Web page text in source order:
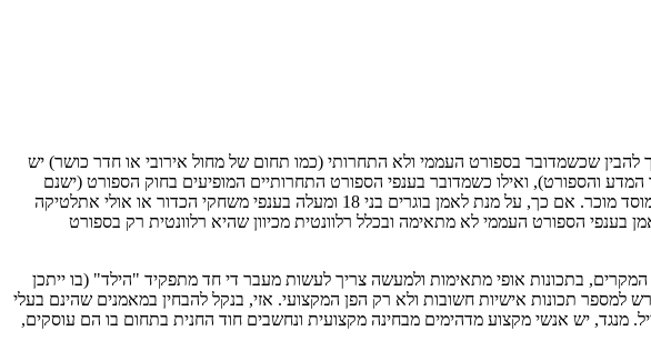
שכשמדובר בספורט העממי ולא התחרותי (כמו תחום של מחול אירובי או חדר כושר) יש
והספורט), ואילו כשמדובר בענפי הספורט התחרותיים המופיעים בחוק הספורט (ישנם
עשרות רבות) אזי מדריכים רשאים להדריך מתאמנים עד גיל 16, ואילו מעבר לגיל זה עליהם לעבור קורס מאמנים, כמובן על ידי מוסד מוכר. אם כך, על מנת לאמן בוגרים בני 18 ומעלה בענפי משחקי הכדור או אולי אתלטיקה
בענפי הספורט העממי לא מתאימה ובכלל רלוונטית מכיוון שהיא רלוונטית רק בספורט
בתכונות אופי מתאימות ולמעשה צריך לעשות מעבר די חד מתפקיד "הילד" (בו ייתכן
תכונות אישיות חשובות ולא רק הפן המקצועי. אזי, בנקל להבחין במאמנים שהינם בעלי
מנגד, יש אנשי מקצוע מדהימים מבחינה מקצועית ונחשבים חוד החנית בתחום בו הם עוסקים,